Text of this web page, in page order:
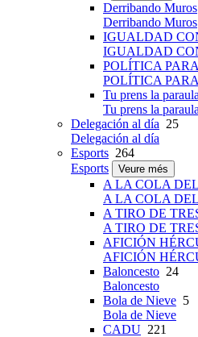
Derribando Muros
Derribando Muros
IGUALDAD
IGUALDAD
POLÍTICA
POLÍTICA
Tu prens la
Tu prens la
Delegación al día 25
Delegación al día
Esports 264
Esports
Veure més
A LA COLA
A LA COLA
A TIRO DE
A TIRO DE
AFICIÓN
AFICIÓN
Baloncesto 24
Baloncesto
Bola de Nieve 5
Bola de Nieve
CADU 221